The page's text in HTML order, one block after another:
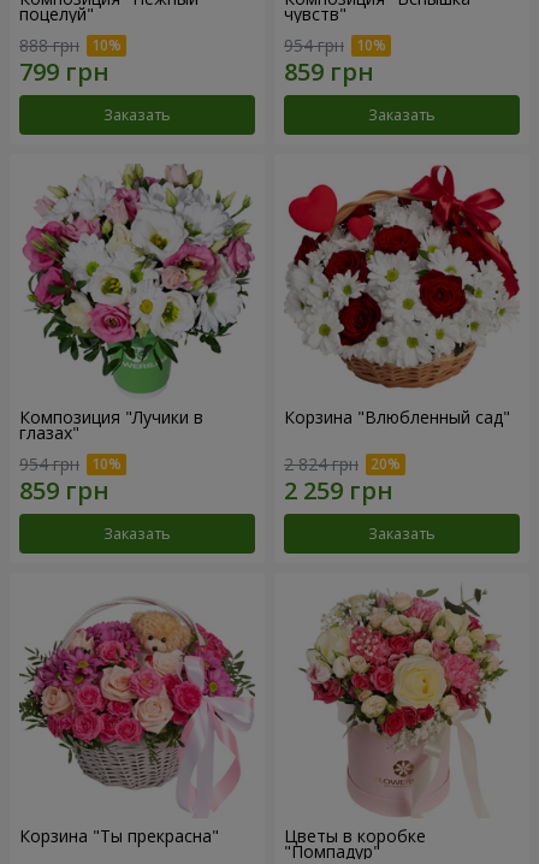
поцелуй"
888 грн
Заказать
чувств"
954 грн
Заказать
Композиция "Лучики в
глазах"
954 грн
Заказать
Корзина "Влюбленный сад"
2 824 грн
Заказать
Корзина "Ты прекрасна" Цветы в коробке
"Помпадур"